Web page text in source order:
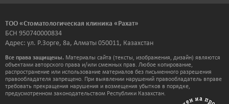
ТОО «Стоматологическая клиника «Рахат»
БСН 950740000834
Адрес: ул. Р.Зорге, 8а, Алматы 050011, Казахстан
Все права защищены. Материалы сайта (тексты, изображения, дизайн) являются
объектами авторского права и/или смежных прав. Любое копирование,
распространение или использование материалов без письменного разрешения
правообладателя запрещено. При выявлении нарушений правообладатель вправе
требовать прекращения нарушения и возмещения убытков в порядке,
предусмотренном законодательством Республики Казахстан.